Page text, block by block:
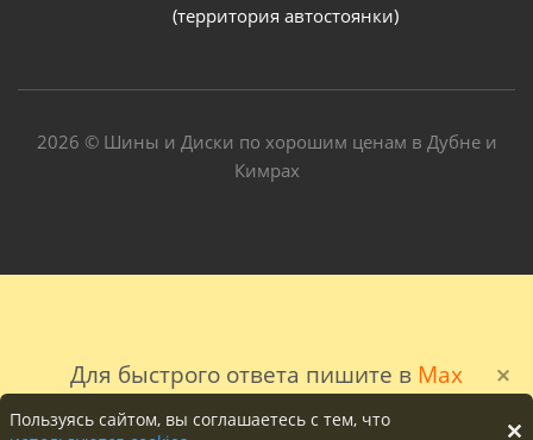
Для быстрого ответа пишите в Max
(территория автостоянки)
2026 © Шины и Диски по хорошим ценам в Дубне и
Кимрах
Пользуясь сайтом, вы соглашаетесь с тем, что